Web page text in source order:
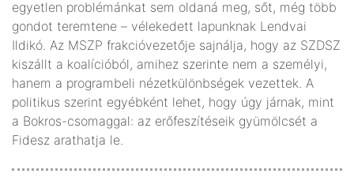
egyetlen problémánkat sem oldaná meg, sőt, még több
gondot teremtene – vélekedett lapunknak Lendvai
Ildikó. Az MSZP frakcióvezetője sajnálja, hogy az SZDSZ
kiszállt a koalícióból, amihez szerinte nem a személyi,
hanem a programbeli nézetkülönbségek vezettek. A
politikus szerint egyébként lehet, hogy úgy járnak, mint
a Bokros-csomaggal: az erőfeszítéseik gyümölcsét a
Fidesz arathatja le.